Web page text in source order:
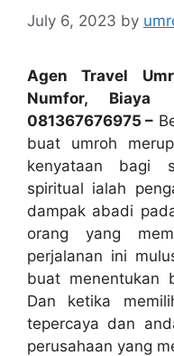
July 6, 2023 by
Agen Travel
Numfor, Biaya
081367676975 –
buat umroh
kenyataan bagi
spiritual ialah
dampak abadi
orang yang
perjalanan ini
buat menentukan
Dan ketika
tepercaya dan
perusahaan yang